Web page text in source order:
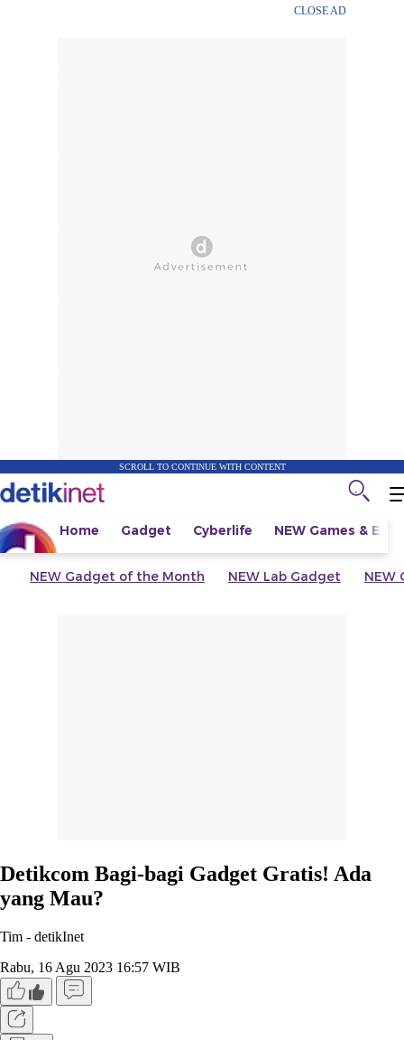
CLOSE AD
SCROLL TO CONTINUE WITH CONTENT
Home Gadget Cyberlife NEW Games &
NEW Gadget of the Month NEW Lab Gadget NEW
Detikcom Bagi-bagi Gadget Gratis! Ada
yang Mau?
Tim - detikInet
Rabu, 16 Agu 2023 16:57 WIB